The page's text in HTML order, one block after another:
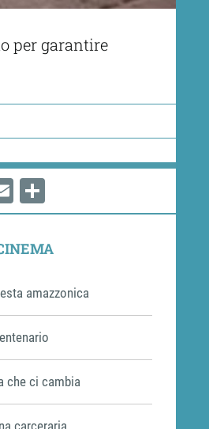
per garantire
Share
amazzonica
che ci cambia